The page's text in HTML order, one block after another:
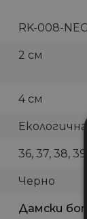
RK-008-
2 см
4 см
Екологична
36, 37, 38, 39,
Черно
Дамски